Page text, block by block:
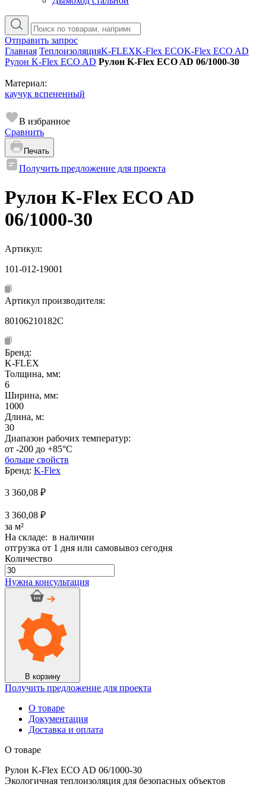
Отправить запрос
Главная ТеплоизоляцияK-FLEXK-Flex ECOK-Flex ECO AD
Рулон K-Flex ECO AD Рулон K-Flex ECO AD 06/1000-30
Материал:
каучук вспененный
В избранное
Сравнить
Печать
Получить предложение для проекта
Рулон K-Flex ECO AD
06/1000-30
Артикул:
101-012-19001
Артикул производителя:
80106210182C
Бренд:
K-FLEX
Толщина, мм:
6
Ширина, мм:
1000
Длина, м:
30
Диапазон рабочих температур:
от -200 до +85°C
больше свойств
Бренд: K-Flex
3 360,08 ₽
3 360,08 ₽
за м²
На складе: в наличии
отгрузка от 1 дня или самовывоз сегодня
Количество
Количество
товара
Рулон
ECO
06/1000-
Нужна консультация
В корзину
Получить предложение для проекта
О товаре
Документация
Доставка и оплата
О товаре
Рулон K-Flex ECO AD 06/1000-30
Экологичная теплоизоляция для безопасных объектов